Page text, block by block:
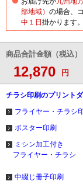
部地域） の場合、
中１日掛かります
商品合計金額（税込）
12,870 円
チラシ印刷のプリント
フライヤー・チラシ
ポスター印刷
ミシン加工付き
フライヤー・チラシ
中綴じ冊子印刷